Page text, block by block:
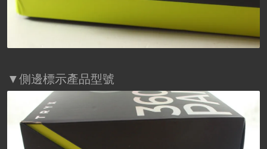
▼側邊標示產品型號